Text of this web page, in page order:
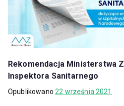
Rekomendacja Ministerstwa
Inspektora Sanitarnego
Opublikowano22 września 2021